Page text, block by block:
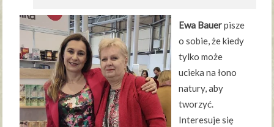
Ewa Bauerpisze
o sobie, że kiedy
tylko może
ucieka na łono
natury, aby
tworzyć.
Interesuje się